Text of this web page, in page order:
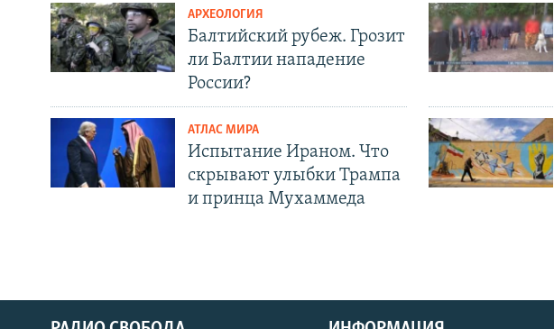
АРХЕОЛОГИЯ
Балтийский рубеж. Грозит
ли Балтии нападение
России?
АТЛАС МИРА
Испытание Ираном. Что
скрывают улыбки Трампа
и принца Мухаммеда